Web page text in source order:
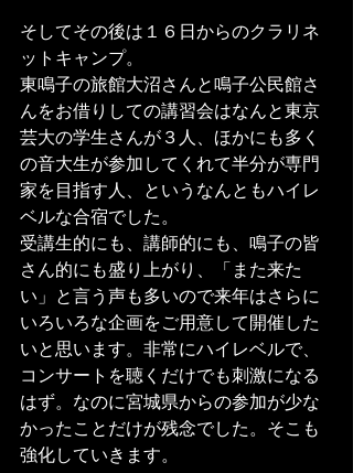
そしてその後は１６日からのクラリネ
ットキャンプ。
東鳴子の旅館大沼さんと鳴子公民館さ
んをお借りしての講習会はなんと東京
芸大の学生さんが３人、ほかにも多く
の音大生が参加してくれて半分が専門
家を目指す人、というなんともハイレ
ベルな合宿でした。
受講生的にも、講師的にも、鳴子の皆
さん的にも盛り上がり、「また来た
い」と言う声も多いので来年はさらに
いろいろな企画をご用意して開催した
いと思います。非常にハイレベルで、
コンサートを聴くだけでも刺激になる
はず。なのに宮城県からの参加が少な
かったことだけが残念でした。そこも
強化していきます。